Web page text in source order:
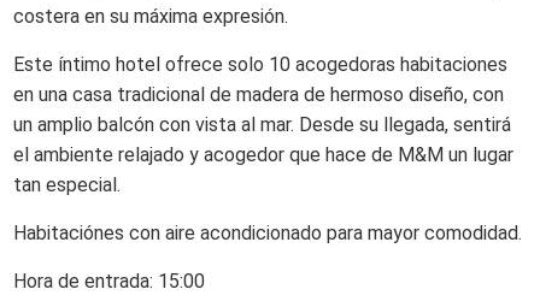
costera en su máxima expresión.
Este íntimo hotel ofrece solo 10 acogedoras habitaciones
en una casa tradicional de madera de hermoso diseño, con
un amplio balcón con vista al mar. Desde su llegada, sentirá
el ambiente relajado y acogedor que hace de M&M un lugar
tan especial.
Habitaciónes con aire acondicionado para mayor comodidad.
Hora de entrada: 15:00